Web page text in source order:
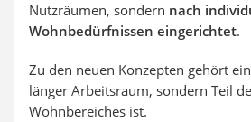
Nutzräumen, sondern nach
Wohnbedürfnissen eingerichtet.
Zu den neuen Konzepten gehört
länger Arbeitsraum, sondern Teil
Wohnbereiches ist.